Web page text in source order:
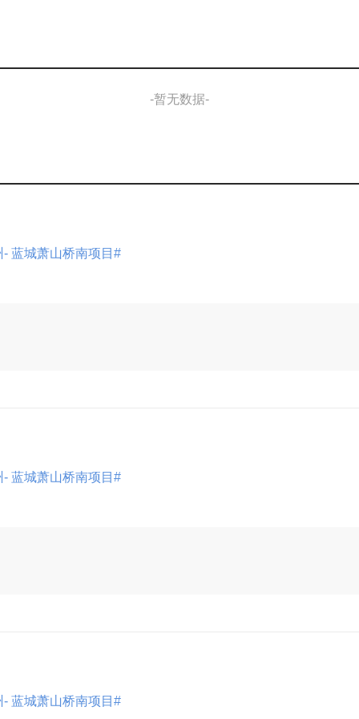
-暂无数据-
蓝城萧山桥南项目#
蓝城萧山桥南项目#
蓝城萧山桥南项目#